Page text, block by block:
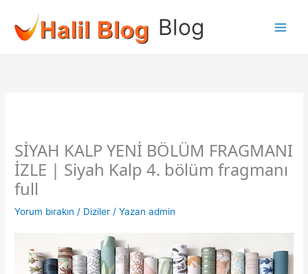
Blog
SİYAH KALP YENİ BÖLÜM FRAGMANI
İZLE | Siyah Kalp 4. bölüm fragmanı
full
Yorum bırakın / Diziler / Yazan admin